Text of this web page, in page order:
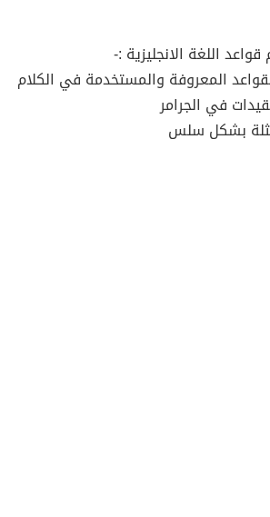
المعروفة والمستخدمة في الكلام
في الجرامر
بشكل سلس